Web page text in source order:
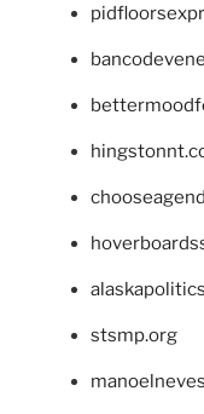
stsmp.org